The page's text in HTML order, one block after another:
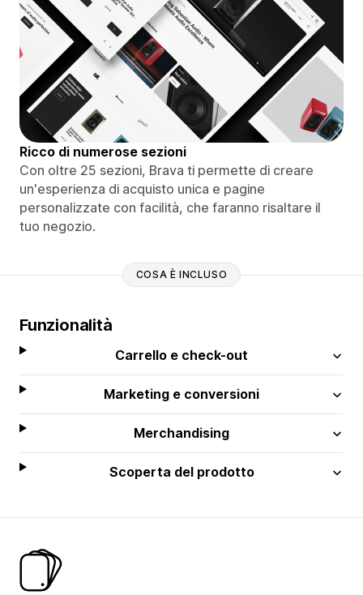
Ricco di numerose sezioni
Con oltre 25 sezioni, Brava ti permette di creare
un'esperienza di acquisto unica e pagine
personalizzate con facilità, che faranno risaltare il
tuo negozio.
COSA È INCLUSO
Funzionalità
Carrello e check-out
Marketing e conversioni
Merchandising
Scoperta del prodotto